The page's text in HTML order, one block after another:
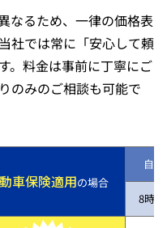
なるため、一律の価格表
社では常に「安心して頼
。料金は事前に丁寧にご
のみのご相談も可能で
車保険適用の場合
自
8時